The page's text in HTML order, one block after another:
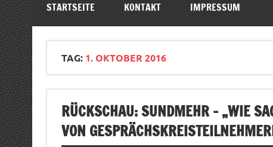
STARTSEITE KONTAKT IMPRESSUM
TAG: 1. OKTOBER 2016
RÜCKSCHAU: SUNDMEHR – „WIE
VON